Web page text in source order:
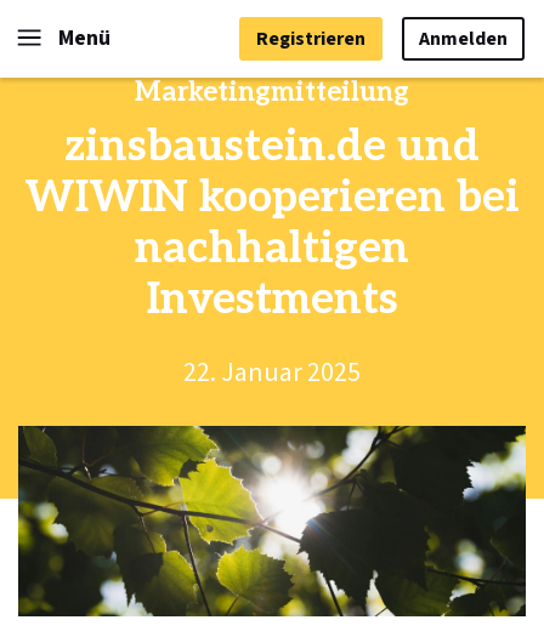
Menü Registrieren Anmelden
Marketingmitteilung
zinsbaustein.de und
WIWIN kooperieren bei
nachhaltigen
Investments
22. Januar 2025